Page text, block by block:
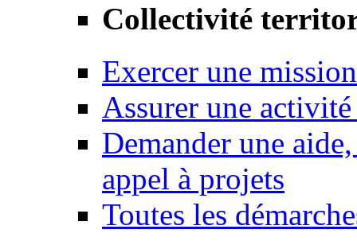
Collectivité
Exercer une mission
Assurer une
Demander une
appel à projets
Toutes les